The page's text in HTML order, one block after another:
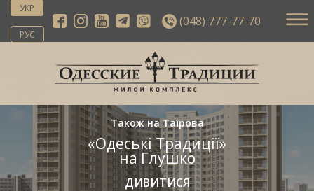
УКР
РУС
(048) 777-77-70
Також на Таїрова
«Одеські Традиції»
на Глушко
ДИВИТИСЯ